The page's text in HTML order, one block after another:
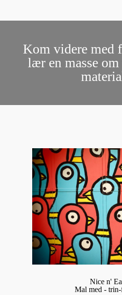
Kom videre med
lær en masse
Nice n'
Mal med -